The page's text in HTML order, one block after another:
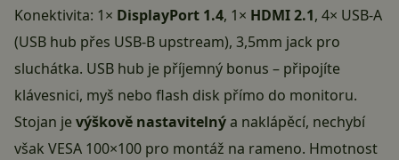
Konektivita: 1× DisplayPort 1.4, 1× HDMI 2.1, 4× USB-A
(USB hub přes USB-B upstream), 3,5mm jack pro
sluchátka. USB hub je příjemný bonus – připojíte
klávesnici, myš nebo flash disk přímo do monitoru.
Stojan jevýškově nastavitelnýa naklápěcí, nechybí
však VESA 100×100 pro montáž na rameno. Hmotnost